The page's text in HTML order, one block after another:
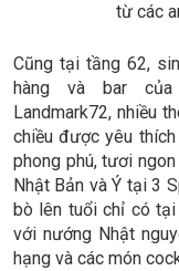
từ các
Cũng tại tầng 62,
hàng và bar của
Landmark72, nhiều
chiều được yêu
phong phú, tươi
Nhật Bản và Ý tại 3
bò lên tuổi chỉ có tại
với nướng Nhật
hạng và các món